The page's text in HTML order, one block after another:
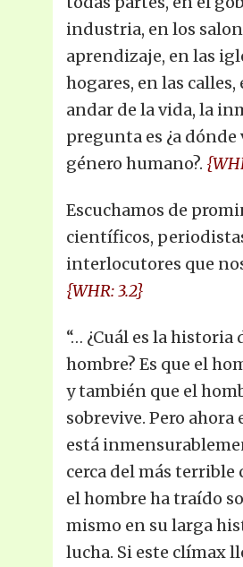
industria, en los
aprendizaje, en las
hogares, en las calles,
andar de la vida, la
pregunta es ¿a dónde
género humano?.
Escuchamos de
científicos,
interlocutores que
{WHR: 3.2}
“… ¿Cuál es la historia
hombre? Es que el
y también que el
sobrevive. Pero ahora
está
cerca del más terrible
el hombre ha traído
mismo en su larga
lucha. Si este clímax